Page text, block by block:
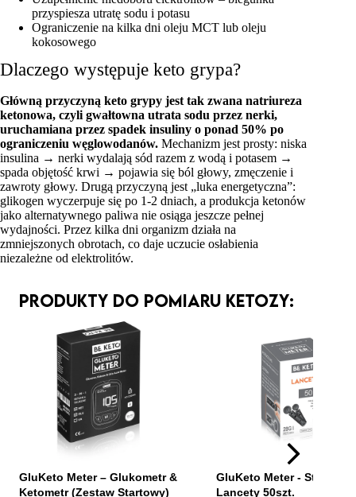
przyspiesza utratę sodu i potasu
Ograniczenie na kilka dni oleju MCT lub oleju
kokosowego
Dlaczego występuje keto grypa?
Główną przyczyną keto grypy jest tak zwana natriureza
ketonowa, czyli gwałtowna utrata sodu przez nerki,
uruchamiana przez spadek insuliny o ponad 50% po
ograniczeniu węglowodanów. Mechanizm jest prosty: niska
insulina → nerki wydalają sód razem z wodą i potasem →
spada objętość krwi → pojawia się ból głowy, zmęczenie i
zawroty głowy. Drugą przyczyną jest „luka energetyczna”:
glikogen wyczerpuje się po 1-2 dniach, a produkcja ketonów
jako alternatywnego paliwa nie osiąga jeszcze pełnej
wydajności. Przez kilka dni organizm działa na
zmniejszonych obrotach, co daje uczucie osłabienia
niezależne od elektrolitów.
Produkty do pomiaru ketozy: